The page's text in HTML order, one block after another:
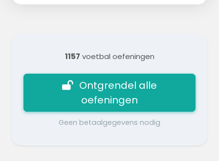
1157 voetbal oefeningen
Ontgrendel alle
oefeningen
Geen betaalgegevens nodig